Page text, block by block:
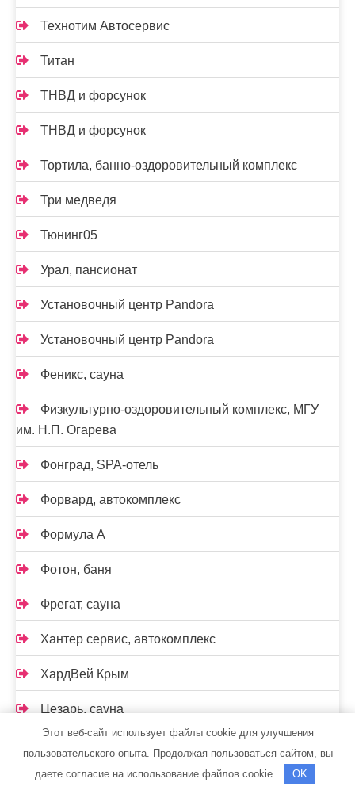
Технотим Автосервис
Титан
ТНВД и форсунок
ТНВД и форсунок
Тортила, банно-оздоровительный комплекс
Три медведя
Тюнинг05
Урал, пансионат
Установочный центр Pandora
Установочный центр Pandora
Феникс, сауна
Физкультурно-оздоровительный комплекс, МГУ
им. Н.П. Огарева
Фонград, SPA-отель
Форвард, автокомплекс
Формула А
Фотон, баня
Фрегат, сауна
Хантер сервис, автокомплекс
ХардВей Крым
Цезарь, сауна
Этот веб-сайт использует файлы cookie для улучшения
пользовательского опыта. Продолжая пользоваться сайтом, вы
даете согласие на использование файлов cookie.
OK